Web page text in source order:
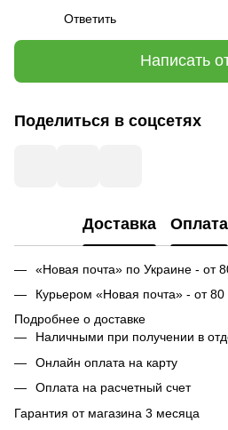
Ответить
Написать
Поделиться в соцсетях
Доставка Оплата
«Новая почта» по Украине - от
Курьером «Новая почта» - от 80
Подробнее о доставке
Наличными при получении в
Онлайн оплата на карту
Оплата на расчетный счет
Гарантия от магазина 3 месяца